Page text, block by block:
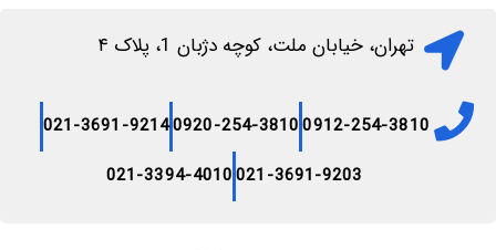
تهران، خیابان ملت، کوچه دژبان 1، پلاک ۴
0912-254-3810
0920-254-3810
021-3691-9214
021-3691-9203
021-3394-4010